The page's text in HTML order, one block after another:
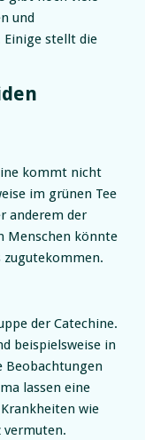
und
Einige stellt die
kommt nicht
im grünen Tee
anderem der
Menschen könnte
zugutekommen.
der Catechine.
beispielsweise in
Beobachtungen
lassen eine
wie
vermuten.